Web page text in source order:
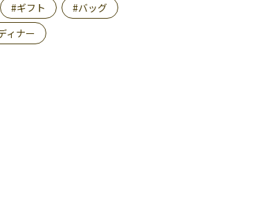
#ギフト
#バッグ
ィナー